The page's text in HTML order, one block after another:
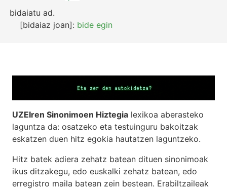
bidaiatu ad.
[bidaiaz joan]: bide egin
UZEIren Sinonimoen Hiztegia lexikoa aberasteko
laguntza da: osatzeko eta testuinguru bakoitzak
eskatzen duen hitz egokia hautatzen laguntzeko.
Hitz batek adiera zehatz batean dituen sinonimoak
ikus ditzakegu, edo euskalki zehatz batean, edo
erregistro maila batean zein bestean. Erabiltzaileak